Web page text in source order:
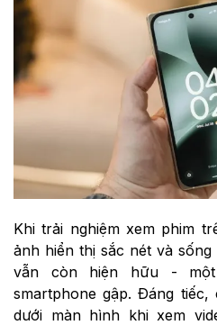
Khi trải nghiệm xem phim
ảnh hiển thị sắc nét và
vẫn còn hiện hữu -
smartphone gập. Đáng
dưới màn hình khi xem